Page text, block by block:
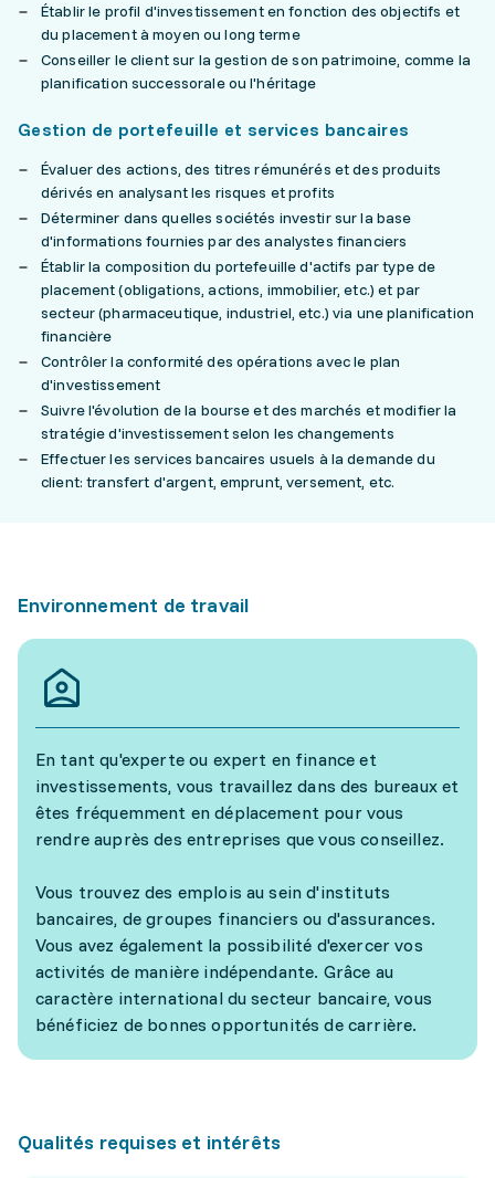
Établir le profil d'investissement en fonction des objectifs et
du placement à moyen ou long terme
Conseiller le client sur la gestion de son patrimoine, comme la
planification successorale ou l'héritage
Gestion de portefeuille et services bancaires
Évaluer des actions, des titres rémunérés et des produits
dérivés en analysant les risques et profits
Déterminer dans quelles sociétés investir sur la base
d'informations fournies par des analystes financiers
Établir la composition du portefeuille d'actifs par type de
placement (obligations, actions, immobilier, etc.) et par
secteur (pharmaceutique, industriel, etc.) via une planification
financière
Contrôler la conformité des opérations avec le plan
d'investissement
Suivre l'évolution de la bourse et des marchés et modifier la
stratégie d'investissement selon les changements
Effectuer les services bancaires usuels à la demande du
client: transfert d'argent, emprunt, versement, etc.
Environnement de travail
En tant qu'experte ou expert en finance et
investissements, vous travaillez dans des bureaux et
êtes fréquemment en déplacement pour vous
rendre auprès des entreprises que vous conseillez.
Vous trouvez des emplois au sein d'instituts
bancaires, de groupes financiers ou d'assurances.
Vous avez également la possibilité d'exercer vos
activités de manière indépendante. Grâce au
caractère international du secteur bancaire, vous
bénéficiez de bonnes opportunités de carrière.
Qualités requises et intérêts